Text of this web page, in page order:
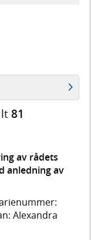
81
av rådets
anledning av
Alexandra